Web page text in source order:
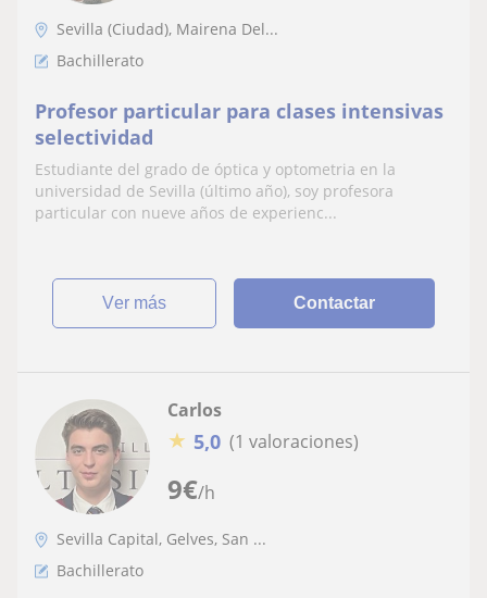
Sevilla (Ciudad), Mairena Del...
Bachillerato
Profesor particular para clases intensivas
selectividad
Estudiante del grado de óptica y optometria en la
universidad de Sevilla (último año), soy profesora
particular con nueve años de experienc...
ver más Contactar
9€/h
Carlos
★ 5,0 (1 valoraciones)
Sevilla Capital, Gelves, San ...
Bachillerato